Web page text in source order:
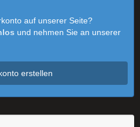
auf unserer Seite?
und nehmen Sie an unserer
erstellen